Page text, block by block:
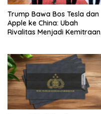
Trump Bawa Bos Tesla dan
Apple ke China: Ubah
Rivalitas Menjadi Kemitraan